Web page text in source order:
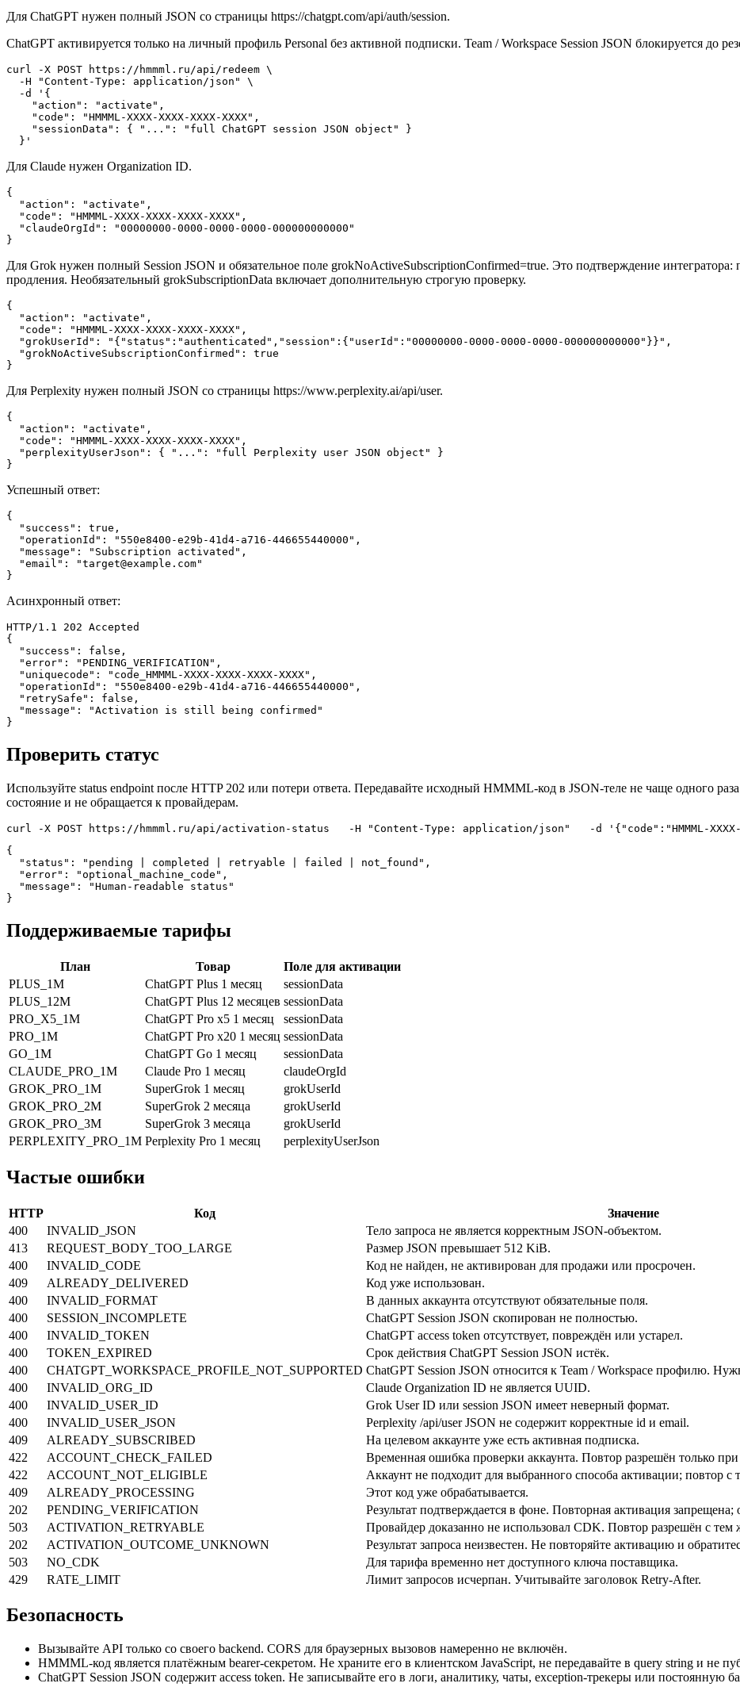
Для ChatGPT нужен полный JSON со страницы https://chatgpt.com/api/auth/session.
ChatGPT активируется только на личный профиль Personal без активной подписки. Team / Workspace Session JSON блокируется до
curl -X POST https://hmmml.ru/api/redeem \
  -H "Content-Type: application/json" \
  -d '{
    "action": "activate",
    "code": "HMMML-XXXX-XXXX-XXXX-XXXX",
    "sessionData": { "...": "full ChatGPT session JSON object" }
  }'
Для Claude нужен Organization ID.
{
  "action": "activate",
  "code": "HMMML-XXXX-XXXX-XXXX-XXXX",
  "claudeOrgId": "00000000-0000-0000-0000-000000000000"
}
Для Grok нужен полный Session JSON и обязательное поле grokNoActiveSubscriptionConfirmed=true. Это подтверждение
продления. Необязательный grokSubscriptionData включает дополнительную строгую проверку.
{
  "action": "activate",
  "code": "HMMML-XXXX-XXXX-XXXX-XXXX",
  "grokUserId": "{"status":"authenticated","session":{"userId":"00000000-0000-0000-0000-000000000000"}}",
  "grokNoActiveSubscriptionConfirmed": true
}
Для Perplexity нужен полный JSON со страницы https://www.perplexity.ai/api/user.
{
  "action": "activate",
  "code": "HMMML-XXXX-XXXX-XXXX-XXXX",
  "perplexityUserJson": { "...": "full Perplexity user JSON object" }
}
Успешный ответ:
{
  "success": true,
  "operationId": "550e8400-e29b-41d4-a716-446655440000",
  "message": "Subscription activated",
  "email": "target@example.com"
}
Асинхронный ответ:
HTTP/1.1 202 Accepted
{
  "success": false,
  "error": "PENDING_VERIFICATION",
  "uniquecode": "code_HMMML-XXXX-XXXX-XXXX-XXXX",
  "operationId": "550e8400-e29b-41d4-a716-446655440000",
  "retrySafe": false,
  "message": "Activation is still being confirmed"
}
Проверить статус
Используйте status endpoint после HTTP 202 или потери ответа. Передавайте исходный HMMML-код в JSON-теле не чаще одного
состояние и не обращается к провайдерам.
curl -X POST https://hmmml.ru/api/activation-status   -H "Content-Type: application/json"   -d '{"code":"HMMML-XXXX-
{
  "status": "pending | completed | retryable | failed | not_found",
  "error": "optional_machine_code",
  "message": "Human-readable status"
}
Поддерживаемые тарифы
План Товар
Поле для активации
PLUS_1M
ChatGPT Plus 1 месяц
sessionData
PLUS_12M
ChatGPT Plus 12 месяцев sessionData
PRO_X5_1M
ChatGPT Pro x5 1 месяц
sessionData
PRO_1M
ChatGPT Pro x20 1 месяц sessionData
GO_1M
ChatGPT Go 1 месяц
sessionData
CLAUDE_PRO_1M
Claude Pro 1 месяц
claudeOrgId
GROK_PRO_1M
SuperGrok 1 месяц
grokUserId
GROK_PRO_2M
SuperGrok 2 месяца
grokUserId
GROK_PRO_3M
SuperGrok 3 месяца
grokUserId
PERPLEXITY_PRO_1M Perplexity Pro 1 месяц perplexityUserJson
Частые ошибки
HTTP Код
Значение
400
INVALID_JSON
Тело запроса не является корректным JSON-объектом.
413
REQUEST_BODY_TOO_LARGE
Размер JSON превышает 512 KiB.
400
INVALID_CODE
Код не найден, не активирован для продажи или просрочен.
409
ALREADY_DELIVERED
Код уже использован.
400
INVALID_FORMAT
В данных аккаунта отсутствуют обязательные поля.
400
SESSION_INCOMPLETE
ChatGPT Session JSON скопирован не полностью.
400
INVALID_TOKEN
ChatGPT access token отсутствует, повреждён или устарел.
400
TOKEN_EXPIRED
Срок действия ChatGPT Session JSON истёк.
400
CHATGPT_WORKSPACE_PROFILE_NOT_SUPPORTED ChatGPT Session JSON относится к Team / Workspace профилю.
400
INVALID_ORG_ID
Claude Organization ID не является UUID.
400
INVALID_USER_ID
Grok User ID или session JSON имеет неверный формат.
400
INVALID_USER_JSON
Perplexity /api/user JSON не содержит корректные id и email.
409
ALREADY_SUBSCRIBED
На целевом аккаунте уже есть активная подписка.
422
ACCOUNT_CHECK_FAILED
Временная ошибка проверки аккаунта. Повтор разрешён только при
422
ACCOUNT_NOT_ELIGIBLE
Аккаунт не подходит для выбранного способа активации; повтор с
409
ALREADY_PROCESSING
Этот код уже обрабатывается.
202
PENDING_VERIFICATION
Результат подтверждается в фоне. Повторная активация
503
ACTIVATION_RETRYABLE
Провайдер доказанно не использовал CDK. Повтор разрешён с тем
202
ACTIVATION_OUTCOME_UNKNOWN
Результат запроса неизвестен. Не повторяйте активацию и
503
NO_CDK
Для тарифа временно нет доступного ключа поставщика.
429
RATE_LIMIT Лимит запросов исчерпан. Учитывайте заголовок Retry-After.
Безопасность
Вызывайте API только со своего backend. CORS для браузерных вызовов намеренно не включён.
HMMML-код является платёжным bearer-секретом. Не храните его в клиентском JavaScript, не передавайте в query string и не
ChatGPT Session JSON содержит access token. Не записывайте его в логи, аналитику, чаты, exception-трекеры или постоянную